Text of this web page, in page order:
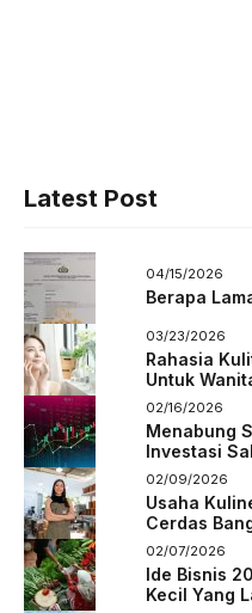
Latest Post
04/15/2026
Berapa
03/23/2026
Rahasia
Untuk
02/16/2026
Menabung
Investasi
02/09/2026
Usaha
Cerdas
Persaingan
02/07/2026
Ide Bisnis
Kecil Yang